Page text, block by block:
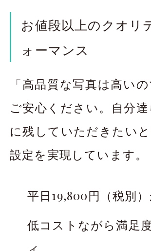
お値段以上のクオリ
ォーマンス
「高品質な写真は高い
ご安心ください。自分
に残していただきたい
設定を実現しています。
平日19,800円（税別
低コストながら満足